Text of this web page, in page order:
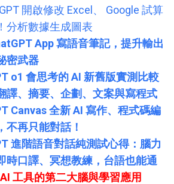
開啟修改 Excel、 Google 試算
分析數據生成圖表
App 寫語音筆記，提升輸出
密武器
o1 會思考的 AI 新舊版實測比較
譯、摘要、企劃、文案與寫程式
Canvas 全新 AI 寫作、程式碼編
不再只能對話！
進階語音對話純測試心得：腦力
時口譯、冥想教練，台語也能通
工具的第二大腦與學習應用